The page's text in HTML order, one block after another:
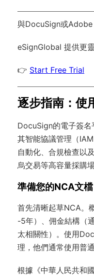
與DocuSign或Adobe
eSignGlobal 提供更
👉 Start Free Trial
逐步指南：使
DocuSign的電子簽名
其智能協議管理（
自動化、合規檢查以
烏交易等高容量採購
準備您的NCA文檔
首先清晰起草NCA。
-5年）、佣金結構（
太相關性）。使用
理，他們通常使用普通
根據《中華人民共和